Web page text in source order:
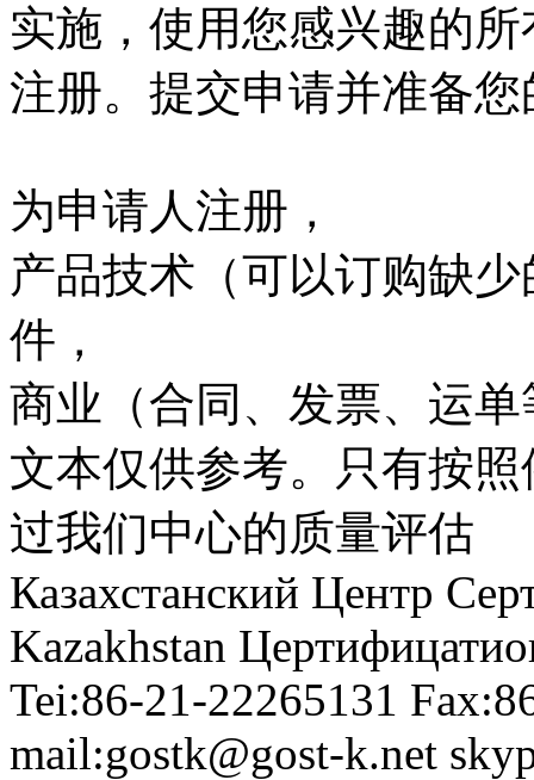
实施，使用您感兴趣的
注册。提交申请并准备
为申请人注册，
产品技术（可以订购缺
件，
商业（合同、发票、运单
文本仅供参考。只有按
过我们中心的质量评估
Казахстанский Центр
Kazakhstan
Tei:86-21-22265131
mail:gostk@gost-k.net